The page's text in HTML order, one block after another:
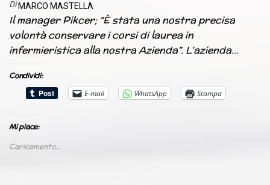
Di MARCO MASTELLA
Il manager Pikcer; “È stata una nostra precisa
volontà conservare i corsi di laurea in
infermieristica alla nostra Azienda”. L’azienda…
Condividi:
E-mail
WhatsApp Stampa
Mi piace:
Caricamento...